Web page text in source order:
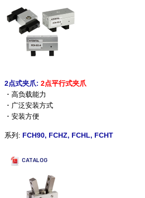
2点式夹爪:2点平行式夹爪
・高负载能力
・广泛安装方式
・安装方便
系列: FCH90, FCHZ, FCHL, FCHT
CATALOG